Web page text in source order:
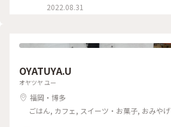
2022.08.31
OYATUYA.U
オヤツヤ ユー
福岡・博多
ごはん, カフェ, スイーツ・お菓子, おみやげ